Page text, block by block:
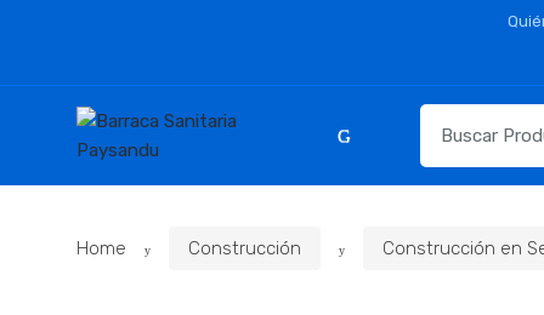
para:
Home Construcción Construcción en